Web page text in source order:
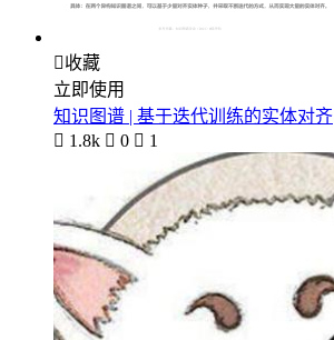
收藏
立即使用
知识图谱 | 基于迭代训练的实体对齐
 1.8k  0  1